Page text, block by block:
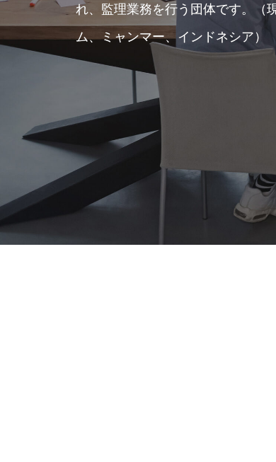
れ、監理業務を行う団体です。
ム、ミャンマー、インドネシア）